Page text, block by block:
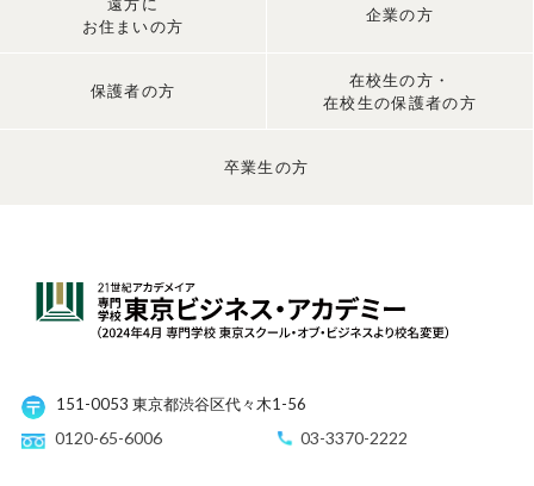
お住まいの方
企業の方
保護者の方
在校生の方・
在校生の保護者の方
卒業生の方
151-0053 東京都渋谷区代々木1-56
0120-65-6006 03-3370-2222